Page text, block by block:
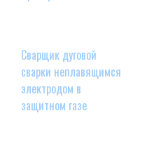
Сварщик дуговой
сварки неплавящимся
электродом в
защитном газе